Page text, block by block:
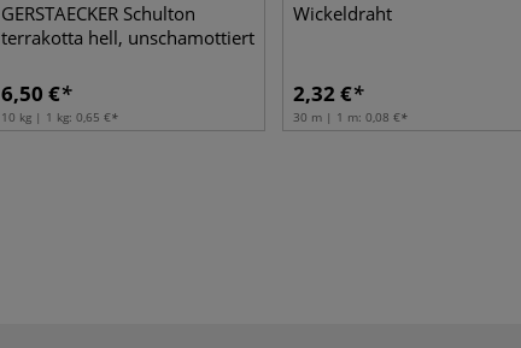
GERSTAECKER Schulton
terrakotta hell, unschamottiert
6,50 €
10 kg | 1 kg: 0,65 €
Wickeldraht
2,32 €
30 m | 1 m: 0,08 €